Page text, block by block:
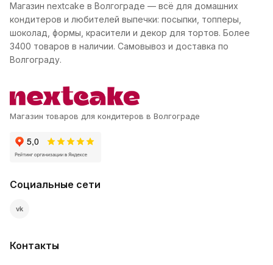
Магазин nextcake в Волгограде — всё для домашних
кондитеров и любителей выпечки: посыпки, топперы,
шоколад, формы, красители и декор для тортов. Более
3400 товаров в наличии. Самовывоз и доставка по
Волгограду.
Магазин товаров для кондитеров в Волгограде
Социальные сети
vk
Контакты